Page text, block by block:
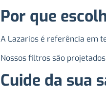
Por que
A Lazarios é referência em
Nossos filtros são
Cuide da sua